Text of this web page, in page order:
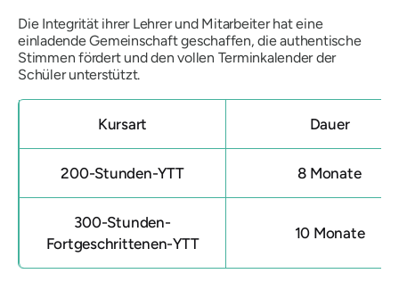
Die Integrität ihrer Lehrer und Mitarbeiter hat eine
einladende Gemeinschaft geschaffen, die authentische
Stimmen fördert und den vollen Terminkalender der
Schüler unterstützt.
Kursart Dauer
200-Stunden-YTT 8 Monate
300-Stunden-
Fortgeschrittenen-YTT
10 Monate